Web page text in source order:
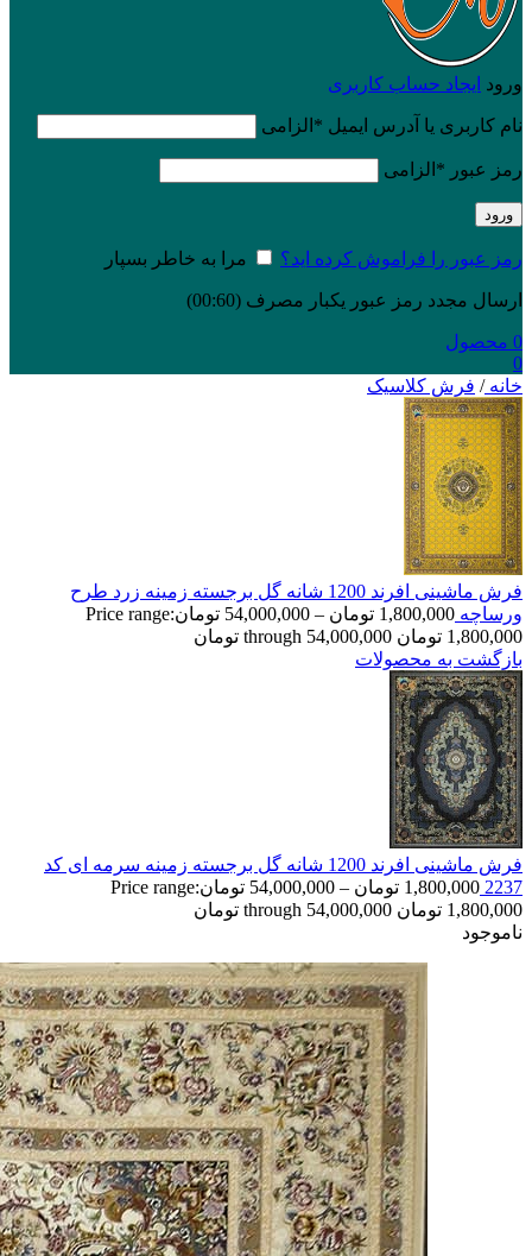
ورود ایجاد حساب کاربری
نام کاربری یا آدرس ایمیل * الزامی
رمز عبور * الزامی
ورود
رمز عبور را فراموش کرده اید؟ مرا به خاطر بسپار
ارسال مجدد رمز عبور یکبار مصرف (00:
60
)
0 محصول
0
خانه/ فرش کلاسیک
فرش ماشینی افرند 1200 شانه گل برجسته زمینه زرد طرح
ورساچه 1,800,000 تومان –
54,000,000 تومانPrice range:
1,800,000 تومان through 54,000,000 تومان
بازگشت به محصولات
فرش ماشینی افرند 1200 شانه گل برجسته زمینه سرمه ای کد
2237
1,800,000 تومان –
54,000,000 تومانPrice range:
1,800,000 تومان through 54,000,000 تومان
ناموجود